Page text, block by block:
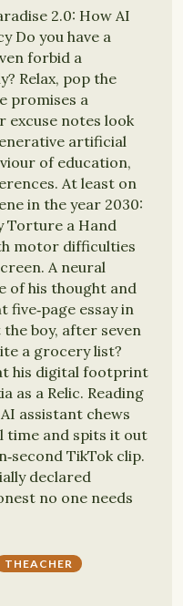
2.0: How AI
Do you have a
forbid a
Relax, pop the
promises a
excuse notes look
artificial
of education,
At least on
in the year 2030:
Torture a Hand
motor difficulties
A neural
of his thought and
essay in
boy, after seven
a grocery list?
his digital footprint
as a Relic. Reading
assistant chews
time and spits it out
TikTok clip.
declared
no one needs
THEACHER